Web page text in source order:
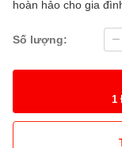
hoàn hảo cho gia
Số lượng:
1